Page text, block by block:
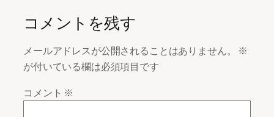
コメントを残す
メールアドレスが公開されることはありません。
※
が付いている欄は必須項目です
コメント ※